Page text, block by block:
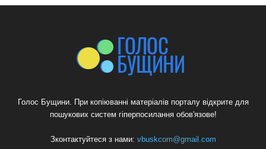
Голос Бущини. При копіюванні матеріалів порталу відкрите для
пошукових систем гіперпосилання обов'язове!
Зконтактуйтеся з нами: vbuskcom@gmail.com